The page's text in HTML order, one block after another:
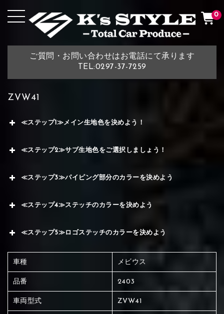
ご質問・お問い合わせはお電話にて承ります
TEL:0297-37-7259
0
ZVW41
≪ステップ1≫メイン生地色を決めよう！
≪ステップ2≫サブ生地色をご選択しましょう！
≪ステップ3≫パイピング部分のカラーを決めよう
≪ステップ4≫ステッチのカラーを決めよう
≪ステップ5≫ロゴステッチのカラーを決めよう
車種 メビウス
品番 2403
車両型式 ZVW41